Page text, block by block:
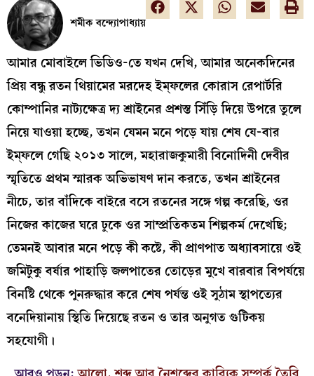
শমীক বন্দ্যোপাধ্যায়
আমার মোবাইলে ভিডিও-তে যখন দেখি, আমার অনেকদিনের
প্রিয় বন্ধু রতন থিয়ামের মরদেহ ইম্‌ফলের কোরাস রেপার্টরি
কোম্পানির নাট্যক্ষেত্র দ্য শ্রাইনের প্রশস্ত সিঁড়ি দিয়ে উপরে তুলে
নিয়ে যাওয়া হচ্ছে, তখন যেমন মনে পড়ে যায় শেষ যে-বার
ইম্‌ফলে গেছি ২০১৩ সালে, মহারাজকুমারী বিনোদিনী দেবীর
স্মৃতিতে প্রথম স্মারক অভিভাষণ দান করতে, তখন শ্রাইনের
নীচে, তার বাঁদিকে বাইরে বসে রতনের সঙ্গে গল্প করেছি, ওর
নিজের কাজের ঘরে ঢুকে ওর সাম্প্রতিকতম শিল্পকর্ম দেখেছি;
তেমনই আবার মনে পড়ে কী কষ্টে, কী প্রাণপাত অধ্যাবসায়ে ওই
জমিটুকু বর্ষার পাহাড়ি জলপাতের তোড়ের মুখে বারবার বিপর্যয়ে
বিনষ্টি থেকে পুনরুদ্ধার করে শেষ পর্যন্ত ওই সুঠাম স্থাপত্যের
বনেদিয়ানায় স্থিতি দিয়েছে রতন ও তার অনুগত গুটিকয়
সহযোগী।